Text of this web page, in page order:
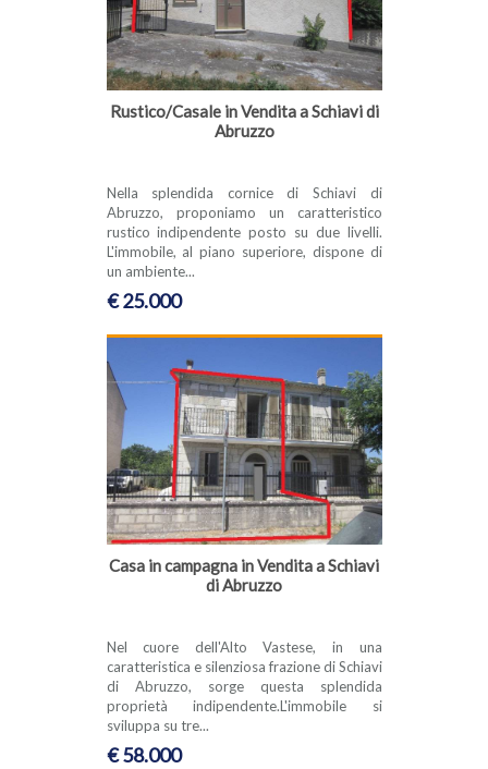
Rustico/Casale in Vendita a Schiavi di
Abruzzo
Nella splendida cornice di Schiavi di
Abruzzo, proponiamo un caratteristico
rustico indipendente posto su due livelli.
L'immobile, al piano superiore, dispone di
un ambiente...
€ 25.000
Casa in campagna in Vendita a Schiavi
di Abruzzo
Nel cuore dell'Alto Vastese, in una
caratteristica e silenziosa frazione di Schiavi
di Abruzzo, sorge questa splendida
proprietà indipendente.L'immobile si
sviluppa su tre...
€ 58.000